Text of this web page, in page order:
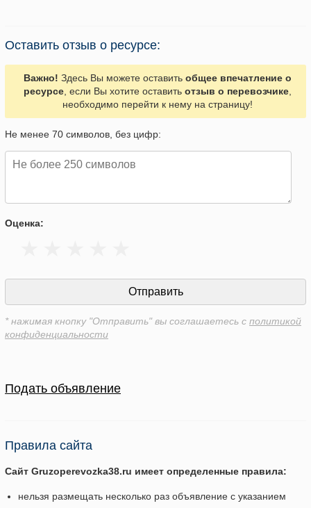
Оставить отзыв о ресурсе:
Важно! Здесь Вы можете оставить общее впечатление о
ресурсе, если Вы хотите оставить отзыв о перевозчике,
необходимо перейти к нему на страницу!
Не менее 70 символов, без цифр:
Оценка:
* нажимая кнопку "Отправить" вы соглашаетесь с политикой
конфиденциальности
Подать объявление
Правила сайта
Сайт Gruzoperevozka38.ru имеет определенные правила:
нельзя размещать несколько раз объявление с указанием